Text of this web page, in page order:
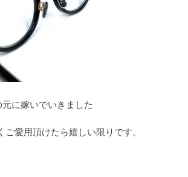
に嫁いでいきました
ご愛用頂けたら嬉しい限りです。